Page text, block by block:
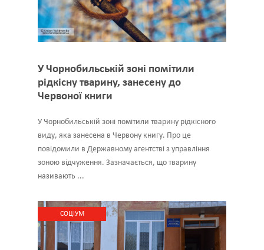
У Чорнобильській зоні помітили
рідкісну тварину, занесену до
Червоної книги
У Чорнобильській зоні помітили тварину рідкісного
виду, яка занесена в Червону книгу. Про це
повідомили в Державному агентстві з управління
зоною відчуження. Зазначається, що тварину
називають ...
CОЦІУМ